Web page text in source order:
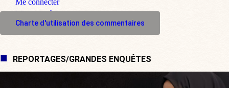
Me connecter
M'inscrire à l'espace commentaire
Charte d'utilisation des commentaires
REPORTAGES/GRANDES ENQUÊTES